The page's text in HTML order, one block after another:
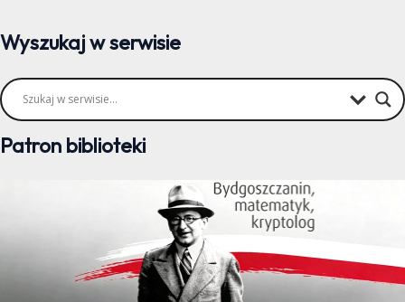
Wyszukaj w serwisie
Patron biblioteki